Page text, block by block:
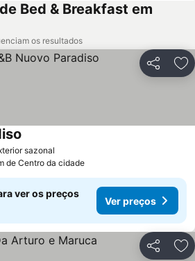
Bed & Breakfast em
os resultados
Partilhar
sazonal
de Centro da cidade
ver os preços
Ver preços
Partilhar